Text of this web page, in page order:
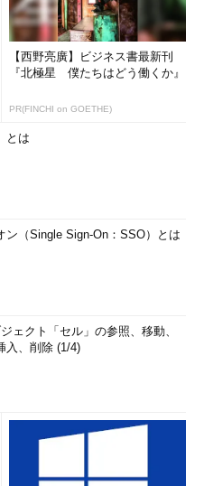
ステム部門の人々をチャン
これまで仮想マシンが対象と
ットワークおよびストレージに
味が込められている。同社のネ
は、ネットワークやストレー
ンフラの構築をほとんど自動
も、単なるITインフラではな
切な性能や可用性を自動的に
氏は、ヴイエムウェアのCEO
ければならない」と語ってい
ITインフラ運用担当者が複雑
ポリシーを設定することを通
める品質のサービスを提供でき
くを占める情報システム部門の
」と話した。情報システム部
【西野亮廣】ビジネス書最新刊
『北極星 僕たちはどう働くか』
PR(FINCHI on GOETHE)
とは
ン（Single Sign-On：SSO）とは
ェクト「セル」の参照、移動、
入、削除 (1/4)